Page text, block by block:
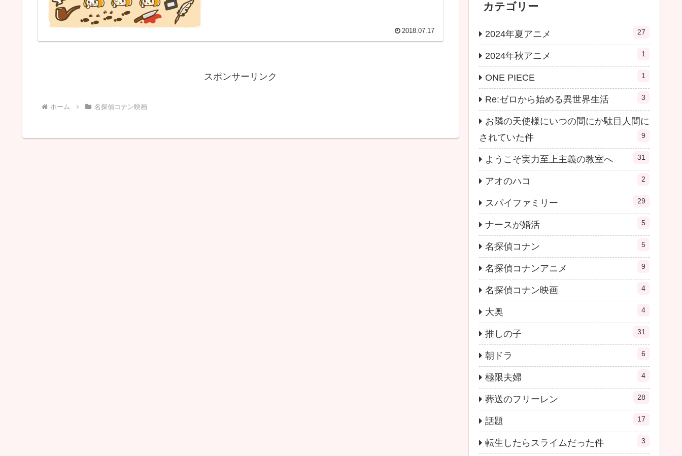
2018.07.17
スポンサーリンク
ホーム 名探偵コナン映画
カテゴリー
2024年夏アニメ 27
2024年秋アニメ 1
ONE PIECE 1
Re:ゼロから始める異世界生活 3
お隣の天使様にいつの間にか駄目人間に
されていた件
9
ようこそ実力至上主義の教室へ 31
アオのハコ 2
スパイファミリー 29
ナースが婚活 5
名探偵コナン 5
名探偵コナンアニメ 9
名探偵コナン映画 4
大奥 4
推しの子 31
朝ドラ 6
極限夫婦 4
葬送のフリーレン 28
話題 17
転生したらスライムだった件 3